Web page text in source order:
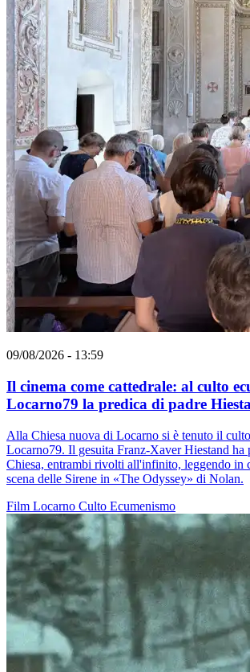
09/08/2026 - 13:59
Il cinema come cattedrale: al culto
Locarno79 la predica di padre
Alla Chiesa nuova di Locarno si è tenuto il
Locarno79. Il gesuita Franz-Xaver Hiestand ha
Chiesa, entrambi rivolti all'infinito, leggendo in
scena delle Sirene in «The Odyssey» di Nolan.
Film Locarno Culto Ecumenismo